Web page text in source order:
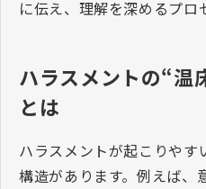
に伝え、理解を深めるプロ
ハラスメントの“温
とは
ハラスメントが起こりや
構造があります。例えば、